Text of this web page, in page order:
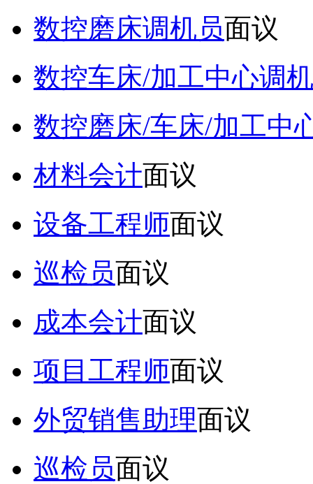
数控磨床调机员面议
数控车床/加工中心调
数控磨床/车床/加工中
材料会计面议
设备工程师面议
巡检员面议
成本会计面议
项目工程师面议
外贸销售助理面议
巡检员面议